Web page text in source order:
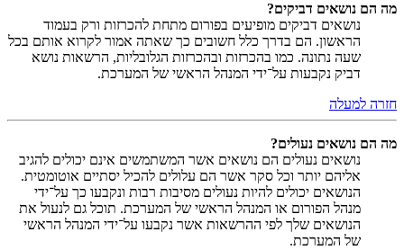
מה הם נושאים דביקים?
נושאים דביקים מופיעים בפורום מתחת להכרזות ורק בעמוד
הראשון. הם בדרך כלל חשובים כך שאתה אמור לקרוא אותם בכל
שעה נתונה. כמו בהכרזות ובהכרזות הגלובליות, הרשאות נושא
דביק נקבעות על־ידי המנהל הראשי של המערכת.
חזרה למעלה
מה הם נושאים נעולים?
נושאים נעולים הם נושאים אשר המשתמשים אינם יכולים להגיב
אליהם יותר וכל סקר אשר הם עלולים להכיל יסתיים אוטומטית.
הנושאים יכולים להיות נעולים מסיבות רבות ונקבעו כך על־ידי
מנהל הפורום או המנהל הראשי של המערכת. תוכל גם לנעול את
הנושאים שלך לפי ההרשאות אשר נקבעו על־ידי המנהל הראשי
של המערכת.